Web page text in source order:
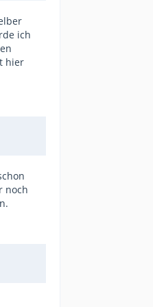
ich
hier
noch